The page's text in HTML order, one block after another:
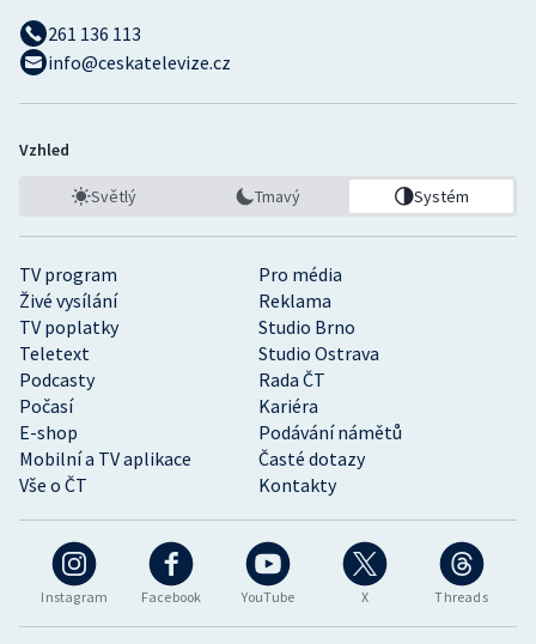
Instagram Facebook YouTube X Threads
TV program
Pro média
Živé vysílání
Reklama
TV poplatky
Studio Brno
Teletext
Studio Ostrava
Podcasty
Rada ČT
Počasí
Kariéra
E-shop
Podávání námětů
Mobilní a TV aplikace
Časté dotazy
Vše o ČT
Kontakty
261 136 113
info@ceskatelevize.cz
Vzhled
Světlý Tmavý Systém